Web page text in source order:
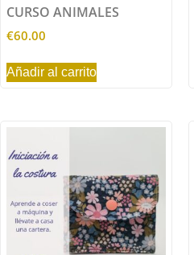
CURSO ANIMALES
€60.00
Añadir al carrito